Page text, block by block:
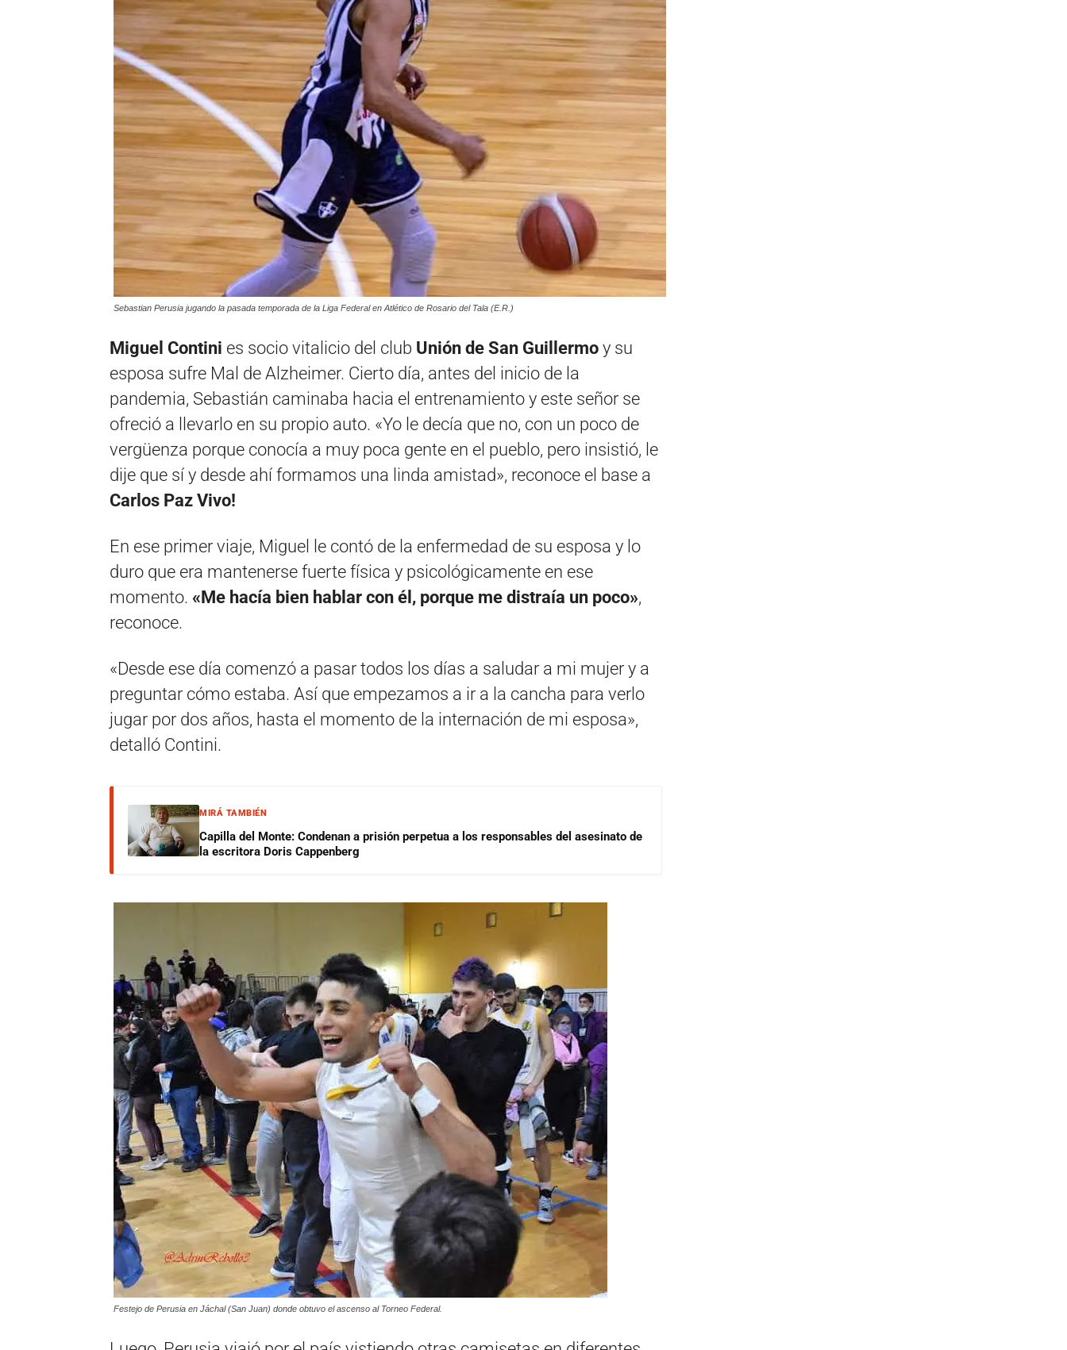
Sebastian Perusia jugando la pasada temporada de la Liga Federal en Atlético de Rosario del Tala (E.R.)
Miguel Contini es socio vitalicio del club Unión de San Guillermo y su
esposa sufre Mal de Alzheimer. Cierto día, antes del inicio de la
pandemia, Sebastián caminaba hacia el entrenamiento y este señor se
ofreció a llevarlo en su propio auto. «Yo le decía que no, con un poco de
vergüenza porque conocía a muy poca gente en el pueblo, pero insistió, le
dije que sí y desde ahí formamos una linda amistad», reconoce el base a
Carlos Paz Vivo!
En ese primer viaje, Miguel le contó de la enfermedad de su esposa y lo
duro que era mantenerse fuerte física y psicológicamente en ese
momento. «Me hacía bien hablar con él, porque me distraía un poco»,
reconoce.
«Desde ese día comenzó a pasar todos los días a saludar a mi mujer y a
preguntar cómo estaba. Así que empezamos a ir a la cancha para verlo
jugar por dos años, hasta el momento de la internación de mi esposa»,
detalló Contini.
MIRÁ TAMBIÉN
Capilla del Monte: Condenan a prisión perpetua a los responsables del asesinato de
la escritora Doris Cappenberg
Festejo de Perusia en Jáchal (San Juan) donde obtuvo el ascenso al Torneo Federal.